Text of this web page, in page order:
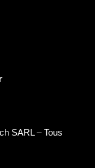
SARL – Tous